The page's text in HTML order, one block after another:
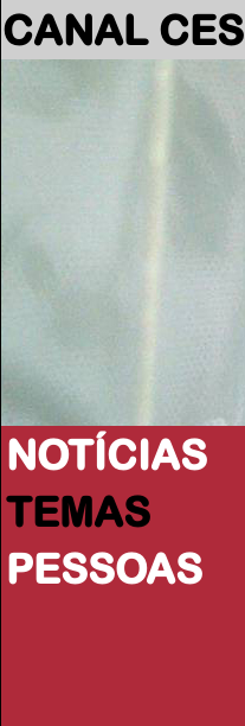
CANAL CES
NOTÍCIAS
TEMAS
PESSOAS